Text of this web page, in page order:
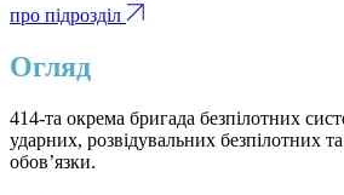
про підрозділ
Огляд
414-та окрема бригада безпілотних
ударних, розвідувальних безпілотних
обов’язки.